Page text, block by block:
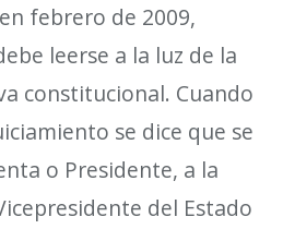
febrero de 2009,
leerse a la luz de la
constitucional. Cuando
se dice que se
o Presidente, a la
del Estado